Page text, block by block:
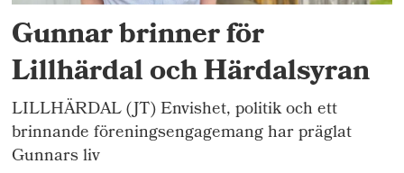
Gunnar brinner för
Lillhärdal och Härdalsyran
LILLHÄRDAL (JT) Envishet, politik och ett
brinnande föreningsengagemang har präglat
Gunnars liv